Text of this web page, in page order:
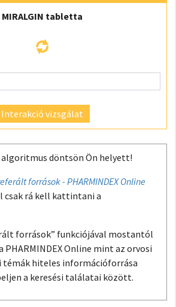
MIRALGIN tabletta
Interakció vizsgálat
algoritmus döntsön Ön helyett!
források - PHARMINDEX Online
csak rá kell kattintani a
források” funkciójával mostantól
Online mint az orvosi
témák hiteles információforrása
a keresési találatai között.